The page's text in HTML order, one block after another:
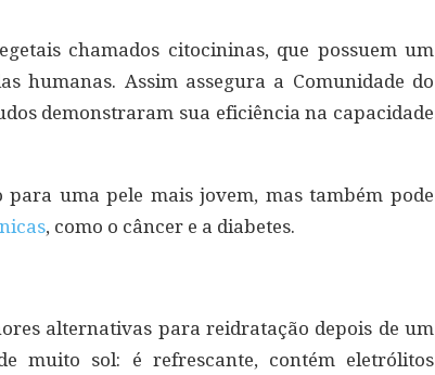
chamados citocininas, que possuem um
humanas. Assim assegura a Comunidade do
demonstraram sua eficiência na capacidade
uma pele mais jovem, mas também pode
, como o câncer e a diabetes.
alternativas para reidratação depois de um
muito sol: é refrescante, contém eletrólitos